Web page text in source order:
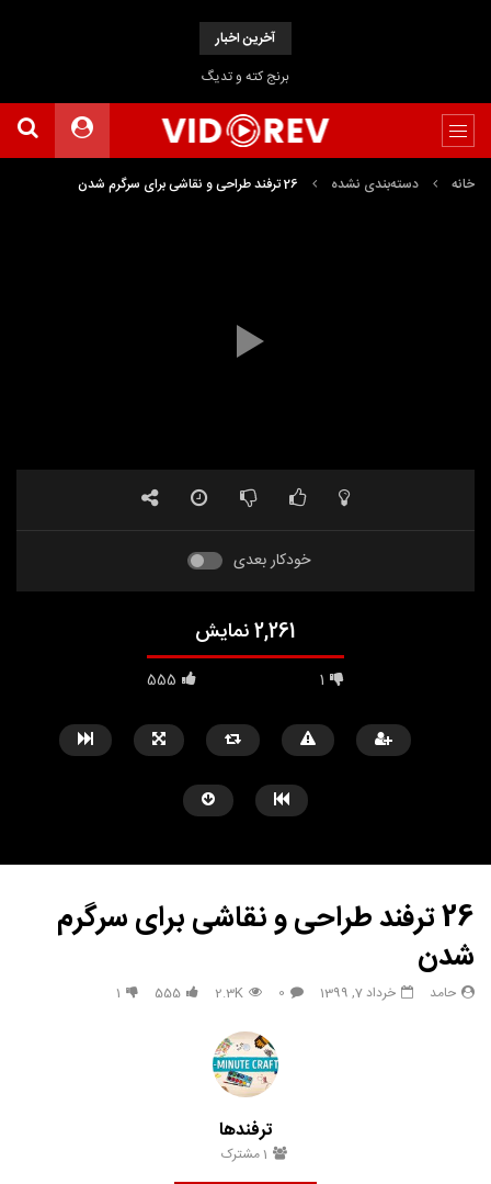
آخرین اخبار
برنج کته و تدیگ
خانه دسته‌بندی نشده 26 ترفند طراحی و نقاشی برای سرگرم شدن
خودکار بعدی
2,261 نمایش
555 1
26 ترفند طراحی و نقاشی برای سرگرم
شدن
حامد خرداد 7, 1399 0
2.3K
555
1
ترفندها
1 مشترک